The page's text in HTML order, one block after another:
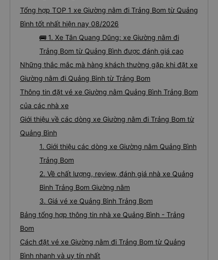
Tổng hợp TOP 1 xe Giường nằm đi Trảng Bom từ Quảng
Bình tốt nhất hiện nay 08/2026
🚌 1. Xe Tân Quang Dũng: xe Giường nằm đi
Trảng Bom từ Quảng Bình được đánh giá cao
Những thắc mắc mà hàng khách thường gặp khi đặt xe
Giường nằm đi Quảng Bình từ Trảng Bom
Thông tin đặt vé xe Giường nằm Quảng Bình Trảng Bom
của các nhà xe
Giới thiệu về các dòng xe Giường nằm đi Trảng Bom từ
Quảng Bình
1. Giới thiệu các dòng xe Giường nằm Quảng Bình
Trảng Bom
2. Về chất lượng, review, đánh giá nhà xe Quảng
Bình Trảng Bom Giường nằm
3. Giá vé xe Quảng Bình Trảng Bom
Bảng tổng hợp thông tin nhà xe Quảng Bình - Trảng
Bom
Cách đặt vé xe Giường nằm đi Trảng Bom từ Quảng
Bình nhanh và uy tín nhất